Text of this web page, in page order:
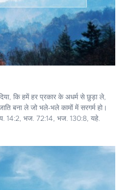
कि हमें हर प्रकार के अधर्म से छुड़ा ले,
बना ले जो भले-भले कामों में सरगर्म हो।
14:2, भज. 72:14, भज. 130:8, यहे.